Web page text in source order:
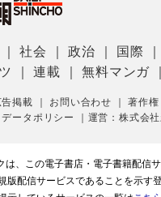
｜社会 ｜政治 国際
｜連載 ｜無料マンガ
告掲載 お問い合わせ ｜著作権
データポリシー 運営：株式会
は、この電子書店・電子書籍配信
版配信サービスであることを示す